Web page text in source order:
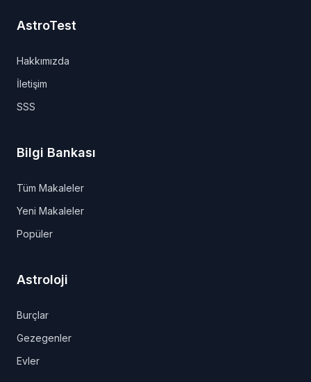
AstroTest
Hakkımızda
İletişim
SSS
Bilgi Bankası
Tüm Makaleler
Yeni Makaleler
Popüler
Astroloji
Burçlar
Gezegenler
Evler